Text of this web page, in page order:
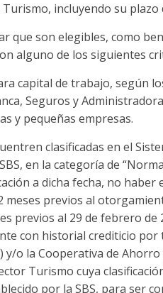
incluyendo su plazo
que son elegibles, como
alguno de los siguientes
capital de trabajo, según
Seguros y
y pequeñas empresas.
clasificadas en el
en la categoría de
a dicha fecha, no
meses previos al
previos al 29 de febrero de
con historial crediticio
y/o la Cooperativa de
Turismo cuya
por la SBS, para ser